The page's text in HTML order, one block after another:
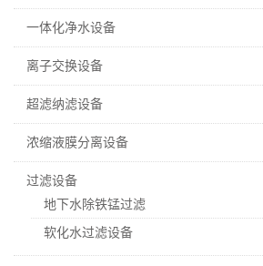
一体化净水设备
离子交换设备
超滤纳滤设备
浓缩液膜分离设备
过滤设备
地下水除铁锰过滤
软化水过滤设备